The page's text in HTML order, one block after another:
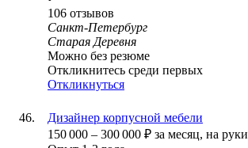
106 отзывов
Санкт-Петербург
Старая Деревня
Можно без резюме
Откликнитесь среди первых
Откликнуться
Дизайнер корпусной мебели
150 000 – 300 000 ₽ за месяц, на руки